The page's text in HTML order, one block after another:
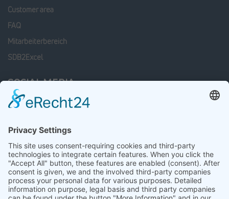
Customer area
FAQ
Mitarbeiterbereich
SDB2Excel
SOCIAL MEDIA
Facebook
Linkedin
xing
LATEST JOB OFFERS
Mitarbeiter Wareneingang / Warenausgang (m/w/d)